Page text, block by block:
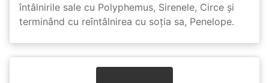
întâlnirile sale cu Polyphemus, Sirenele, Circe și
terminând cu reîntâlnirea cu soția sa, Penelope.